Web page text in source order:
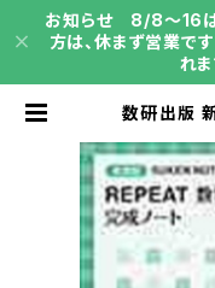
お知らせ 8/8～16は
方は、休まず営業で
れま
数研出版 新課程 REPEAT数学II 完
問題集本
BN：
0：
301 | 育